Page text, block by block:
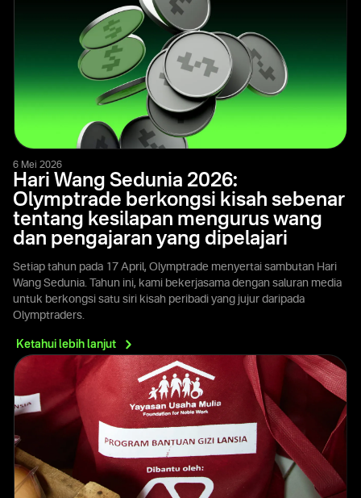
6 Mei 2026
Hari Wang Sedunia 2026:
Olymptrade berkongsi kisah sebenar
tentang kesilapan mengurus wang
dan pengajaran yang dipelajari
Setiap tahun pada 17 April, Olymptrade menyertai sambutan Hari
Wang Sedunia. Tahun ini, kami bekerjasama dengan saluran media
untuk berkongsi satu siri kisah peribadi yang jujur daripada
Olymptraders.
Ketahui lebih lanjut